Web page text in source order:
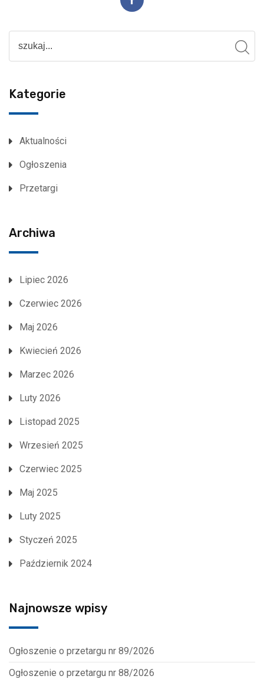
Kategorie
Aktualności
Ogłoszenia
Przetargi
Archiwa
Lipiec 2026
Czerwiec 2026
Maj 2026
Kwiecień 2026
Marzec 2026
Luty 2026
Listopad 2025
Wrzesień 2025
Czerwiec 2025
Maj 2025
Luty 2025
Styczeń 2025
Październik 2024
Najnowsze wpisy
Ogłoszenie o przetargu nr 89/2026
Ogłoszenie o przetargu nr 88/2026